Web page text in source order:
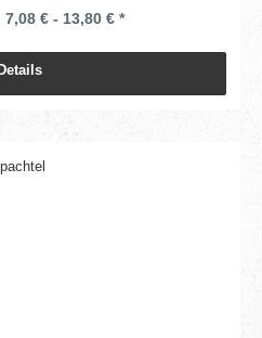
€ - 13,80 € *
Details